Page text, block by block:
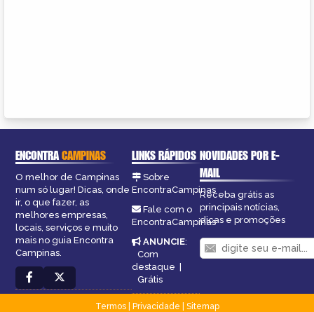
ENCONTRACAMPINAS
O melhor de Campinas
num só lugar! Dicas, onde
ir, o que fazer, as
melhores empresas,
locais, serviços e muito
mais no guia Encontra
Campinas.
LINKS RÁPIDOS
Sobre
EncontraCampinas
Fale com o
EncontraCampinas
ANUNCIE:
Com
destaque |
Grátis
NOVIDADES POR E-
MAIL
Receba grátis as
principais notícias,
dicas e promoções
Termos| Privacidade
Sitemap